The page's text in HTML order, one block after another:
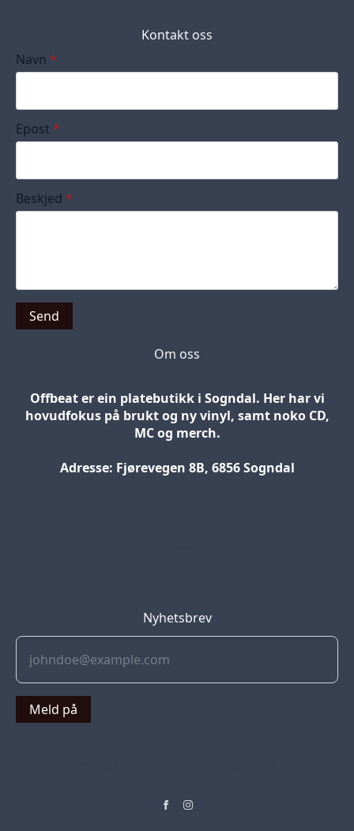
Kontakt oss
Navn *
Epost *
Beskjed *
Send
Om oss
Offbeat er ein platebutikk i Sogndal. Her har vi
hovudfokus på brukt og ny vinyl, samt noko CD,
MC og merch.
Adresse: Fjørevegen 8B, 6856 Sogndal
Nyhetsbrev
Meld på